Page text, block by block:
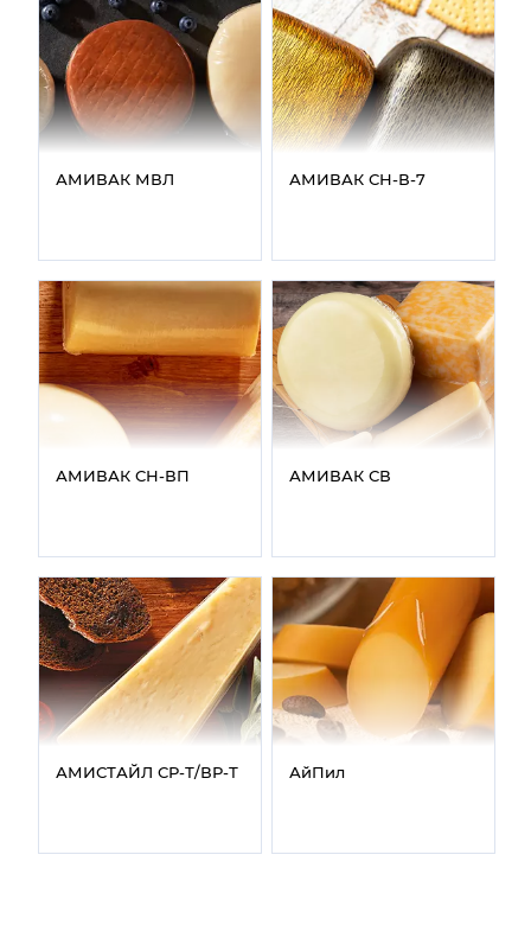
АМИВАК МВЛ АМИВАК СН‑В‑7
АМИВАК СН‑ВП АМИВАК СВ
АМИСТАЙЛ СР‑Т/ВР‑Т АйПил